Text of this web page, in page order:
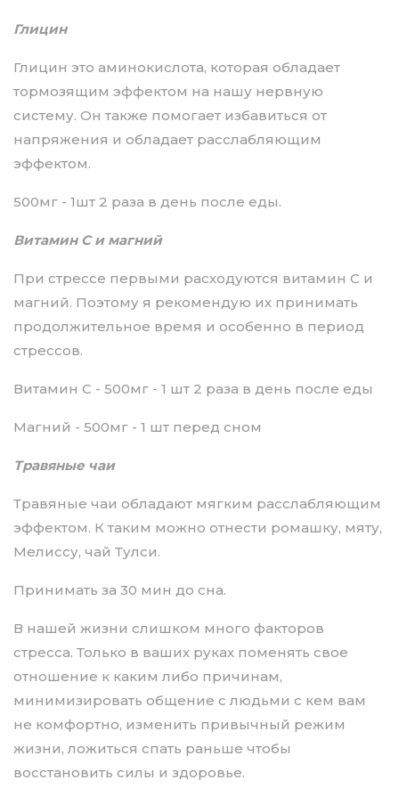
Глицин
Глицин это аминокислота, которая обладает
тормозящим эффектом на нашу нервную
систему. Он также помогает избавиться от
напряжения и обладает расслабляющим
эффектом.
500мг - 1шт 2 раза в день после еды.
Витамин С и магний
При стрессе первыми расходуются витамин С и
магний. Поэтому я рекомендую их принимать
продолжительное время и особенно в период
стрессов.
Витамин С - 500мг - 1 шт 2 раза в день после еды
Магний - 500мг - 1 шт перед сном
Травяные чаи
Травяные чаи обладают мягким расслабляющим
эффектом. К таким можно отнести ромашку, мяту,
Мелиссу, чай Тулси.
Принимать за 30 мин до сна.
В нашей жизни слишком много факторов
стресса. Только в ваших руках поменять свое
отношение к каким либо причинам,
минимизировать общение с людьми с кем вам
не комфортно, изменить привычный режим
жизни, ложиться спать раньше чтобы
восстановить силы и здоровье.